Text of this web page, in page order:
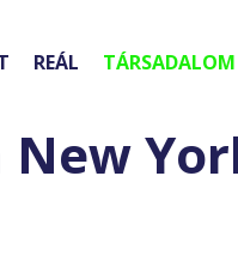
REÁL TÁRSADALOM